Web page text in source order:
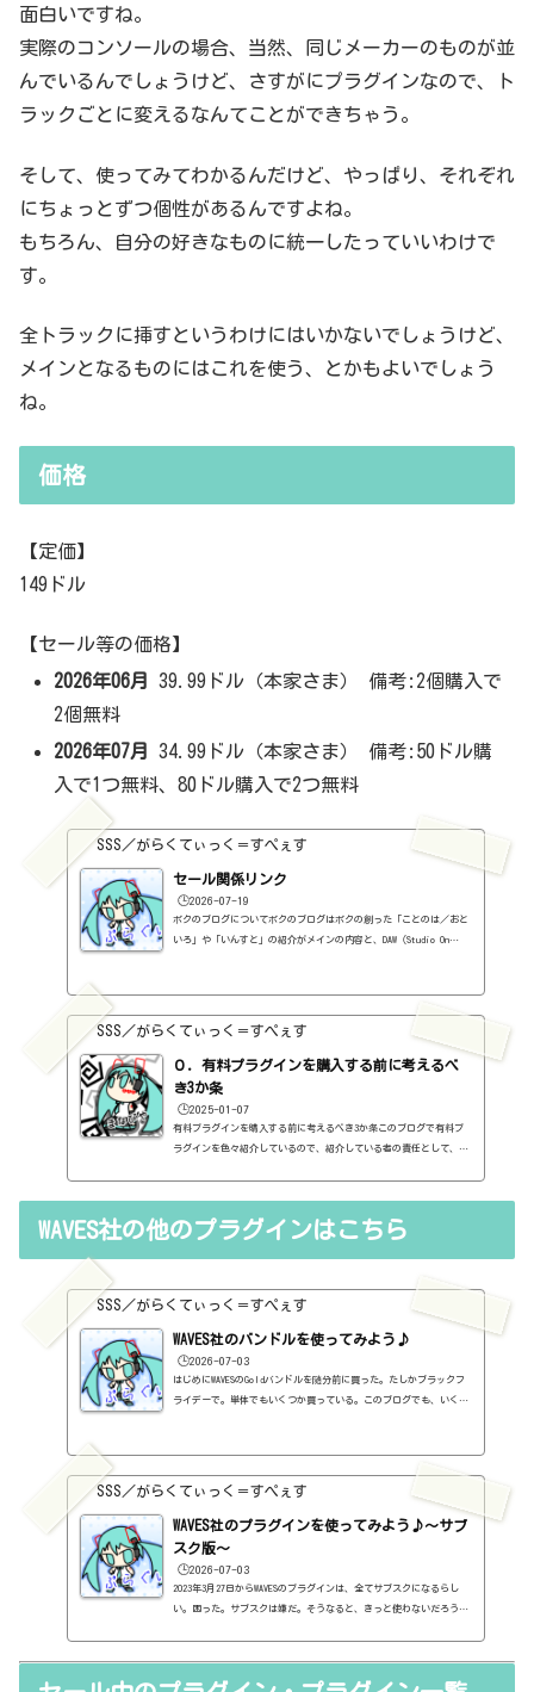
面白いですね。
実際のコンソールの場合、当然、同じメーカーのものが並
んでいるんでしょうけど、さすがにプラグインなので、ト
ラックごとに変えるなんてことができちゃう。
そして、使ってみてわかるんだけど、やっぱり、それぞれ
にちょっとずつ個性があるんですよね。
もちろん、自分の好きなものに統一したっていいわけで
す。
全トラックに挿すというわけにはいかないでしょうけど、
メインとなるものにはこれを使う、とかもよいでしょう
ね。
価格
【定価】
149ドル
【セール等の価格】
2026年06月
39.99ドル（本家さま） 備考:2個購入で
2個無料
2026年07月
34.99ドル（本家さま） 備考:50ドル購
入で1つ無料、80ドル購入で2つ無料
SSS／がらくてぃっく＝すぺぇす
セール関係リンク
🕒️2026-07-19
ボクのブログについてボクのブログはボクの創った「ことのは／おと
いろ」や「いんすと」の紹介がメインの内容と、DAW（Studio On
録はしていますし、セールしているプラグインはブログの最初の方に
表示するように（編集したら、自動的に最初の方に表示されてるだけ
ですが・・...
SSS／がらくてぃっく＝すぺぇす
０．有料プラグインを購入する前に考えるべ
き3か条
🕒️2025-01-07
有料プラグインを購入する前に考えるべき3か条このブログで有料プ
ラグインを色々紹介しているので、紹介している者の責任として、有
ンの中には、なぜ、これが無料なんだろう？と驚くような性能のもの
もの...
WAVES社の他のプラグインはこちら
SSS／がらくてぃっく＝すぺぇす
WAVES社のバンドルを使ってみよう♪
🕒️2026-07-03
はじめにWAVESのGoldバンドルを随分前に買った。たしかブラックフ
ライデーで。単体でもいくつか買っている。このブログでも、いくつ
買った。まったくわからないまま。で、結論から言えば、ずっと使っ
ているものもあれば、全然使っていないものもあるのだけど、たしか
に...
SSS／がらくてぃっく＝すぺぇす
WAVES社のプラグインを使ってみよう♪～サブ
スク版～
🕒️2026-07-03
2023年3月27日からWAVESのプラグインは、全てサブスクになるらし
い。困った。サブスクは嫌だ。そうなると、きっと使わないだろうと
（追記）2日後にまさかの一本化を止めるという通知。販売も行われ